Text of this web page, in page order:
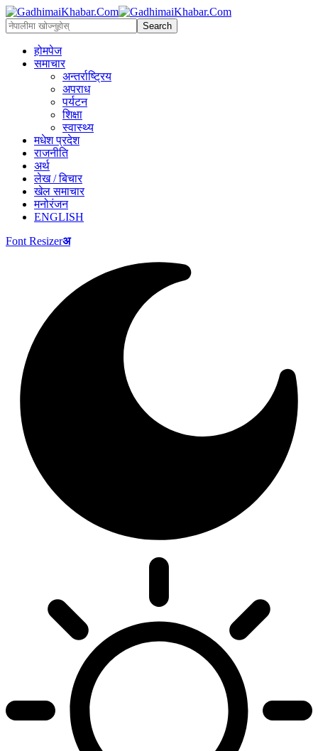
होमपेज
समाचार
अन्तर्राष्ट्रिय
अपराध
पर्यटन
शिक्षा
स्वास्थ्य
मधेश प्रदेश
राजनीति
अर्थ
लेख / बिचार
खेल समाचार
मनोरंजन
ENGLISH
Font Resizerअ